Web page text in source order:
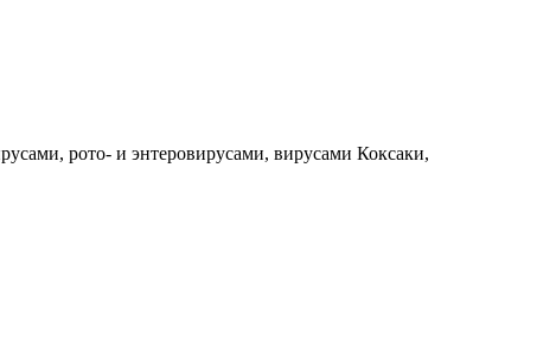
рото- и энтеровирусами, вирусами Коксаки,